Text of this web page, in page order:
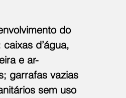
do
d’água,
e ar-
garrafas vazias
sem uso